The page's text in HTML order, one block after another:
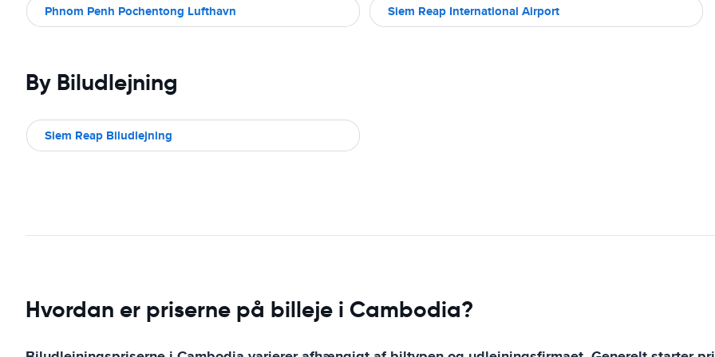
Phnom Penh Pochentong Lufthavn Siem Reap International Airport
By Biludlejning
Siem Reap Biludlejning
Hvordan er priserne på billeje i Cambodia?